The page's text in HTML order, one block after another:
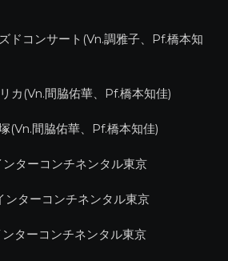
ドコンサート(Vn.調雅子、Pf.橋本知
カ(Vn.間脇佑華、Pf.橋本知佳)
(Vn.間脇佑華、Pf.橋本知佳)
ターコンチネンタル東京
ターコンチネンタル東京
ターコンチネンタル東京